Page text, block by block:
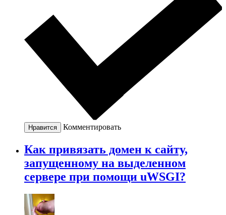
Нравится Комментировать
Как привязать домен к сайту,
запущенному на выделенном
сервере при помощи uWSGI?